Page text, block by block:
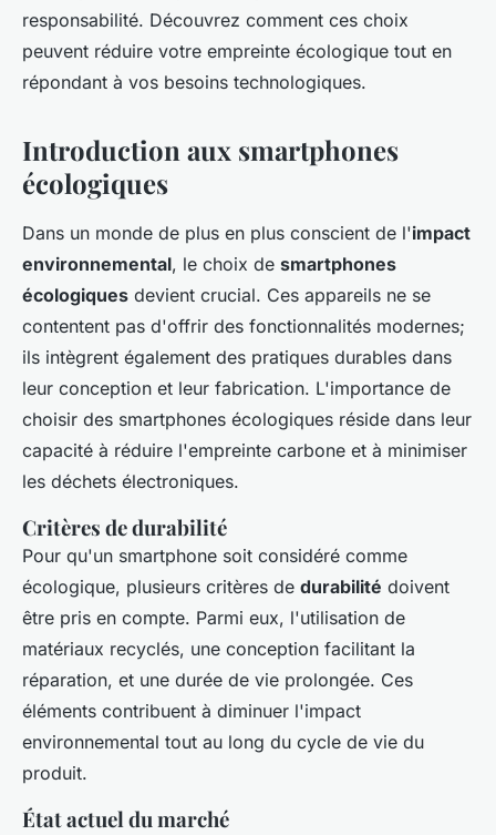
responsabilité. Découvrez comment ces choix
peuvent réduire votre empreinte écologique tout en
répondant à vos besoins technologiques.
Introduction aux smartphones
écologiques
Dans un monde de plus en plus conscient de l'impact
environnemental, le choix de smartphones
écologiques devient crucial. Ces appareils ne se
contentent pas d'offrir des fonctionnalités modernes;
ils intègrent également des pratiques durables dans
leur conception et leur fabrication. L'importance de
choisir des smartphones écologiques réside dans leur
capacité à réduire l'empreinte carbone et à minimiser
les déchets électroniques.
Critères de durabilité
Pour qu'un smartphone soit considéré comme
écologique, plusieurs critères de durabilité doivent
être pris en compte. Parmi eux, l'utilisation de
matériaux recyclés, une conception facilitant la
réparation, et une durée de vie prolongée. Ces
éléments contribuent à diminuer l'impact
environnemental tout au long du cycle de vie du
produit.
État actuel du marché